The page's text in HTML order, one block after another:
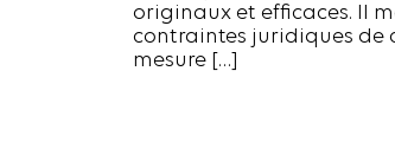
originaux et efficaces. Il
contraintes juridiques de
mesure […]